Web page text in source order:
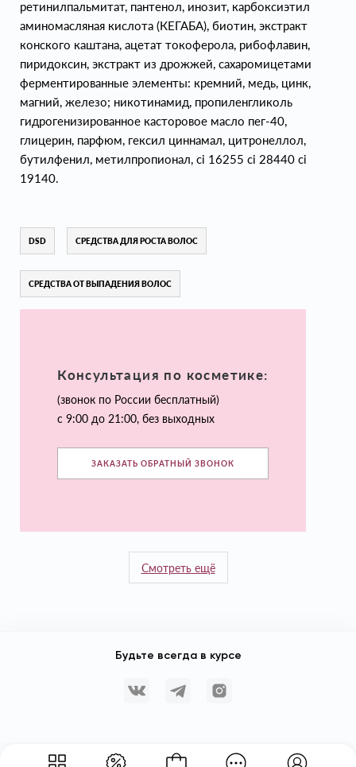
ретинилпальмитат, пантенол, инозит, карбоксиэтил
аминомасляная кислота (КЕГАБА), биотин, экстракт
конского каштана, ацетат токоферола, рибофлавин,
пиридоксин, экстракт из дрожжей, сахаромицетами
ферментированные элементы: кремний, медь, цинк,
магний, железо; никотинамид, пропиленгликоль
гидрогенизированное касторовое масло пег-40,
глицерин, парфюм, гексил циннамал, цитронеллол,
бутилфенил, метилпропионал, ci 16255 ci 28440 ci
19140.
DSD СРЕДСТВА ДЛЯ РОСТА ВОЛОС
СРЕДСТВА ОТ ВЫПАДЕНИЯ ВОЛОС
Консультация по косметике:
(звонок по России бесплатный)
с 9:00 до 21:00, без выходных
ЗАКАЗАТЬ ОБРАТНЫЙ ЗВОНОК
Смотреть ещё
Будьте всегда в курсе